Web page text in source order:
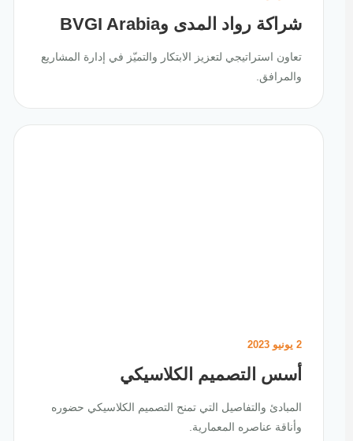
شراكة رواد المدى وBVGI Arabia
تعاون استراتيجي لتعزيز الابتكار والتميّز في إدارة المشاريع
والمرافق.
أسس التصميم الكلاسيكي
المبادئ والتفاصيل التي تمنح التصميم الكلاسيكي حضوره
وأناقة عناصره المعمارية.